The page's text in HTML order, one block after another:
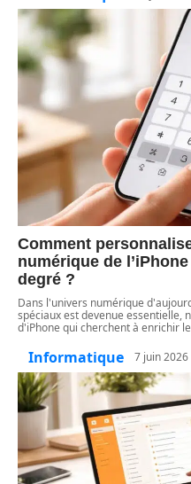
Comment
numérique de
degré ?
Dans l'univers numérique
spéciaux est devenue essentielle,
d'iPhone qui cherchent à enrichir
Informatique 7 juin 2026